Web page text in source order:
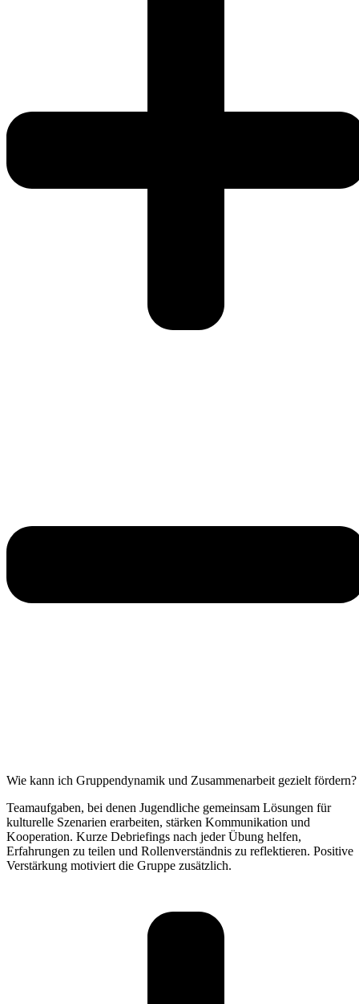
Wie kann ich Gruppendynamik und Zusammenarbeit gezielt fördern?
Teamaufgaben, bei denen Jugendliche gemeinsam Lösungen für
kulturelle Szenarien erarbeiten, stärken Kommunikation und
Kooperation. Kurze Debriefings nach jeder Übung helfen,
Erfahrungen zu teilen und Rollenverständnis zu reflektieren. Positive
Verstärkung motiviert die Gruppe zusätzlich.